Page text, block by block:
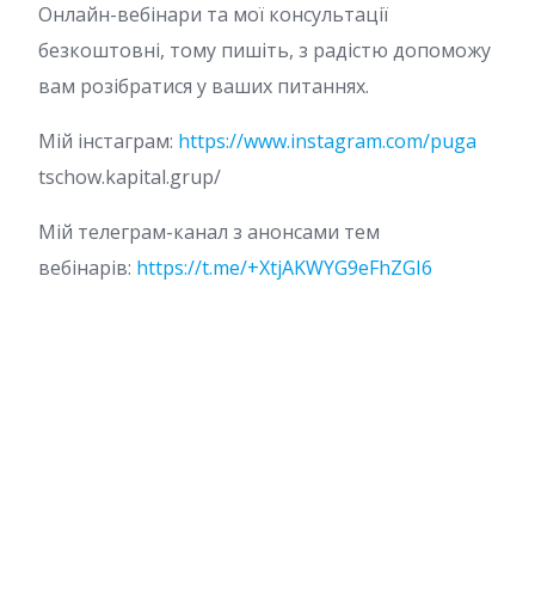
Онлайн-вебінари та мої консультації
безкоштовні, тому пишіть, з радістю допоможу
вам розібратися у ваших питаннях.
Мій інстаграм: https://www.instagram.com/puga
tschow.kapital.grup/
Мій телеграм-канал з анонсами тем
вебінарів: https://t.me/+XtjAKWYG9eFhZGI6